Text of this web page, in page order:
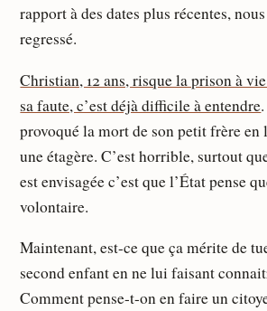
rapport à des dates plus récentes,
regressé.
Christian, 12 ans, risque la prison à
sa faute, c’est déjà difficile à entendre
provoqué la mort de son petit frère
une étagère. C’est horrible, surtout
est envisagée c’est que l’État pense
volontaire.
Maintenant, est-ce que ça mérite de
second enfant en ne lui faisant
Comment pense-t-on en faire un